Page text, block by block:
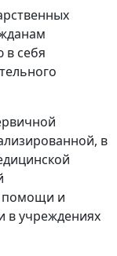
себя
в
помощи и
в учреждениях